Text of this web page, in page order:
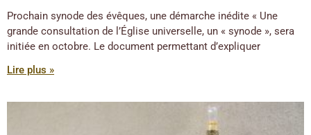
Prochain synode des évêques, une démarche inédite « Une
grande consultation de l’Église universelle, un « synode », sera
initiée en octobre. Le document permettant d’expliquer
Lire plus »